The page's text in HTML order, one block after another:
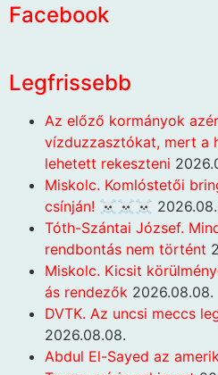
Facebook
Legfrissebb
Az előző kormányok
vízduzzasztókat, mert a
lehetett rekeszteni
Miskolc. Komlóstetői
csínján! ☠️☠️☠️
Tóth-Szántai József.
rendbontás nem történt
Miskolc. Kicsit
ás rendezők 2026.08.08.
DVTK. Az uncsi meccs
2026.08.08.
Abdul El-Sayed az